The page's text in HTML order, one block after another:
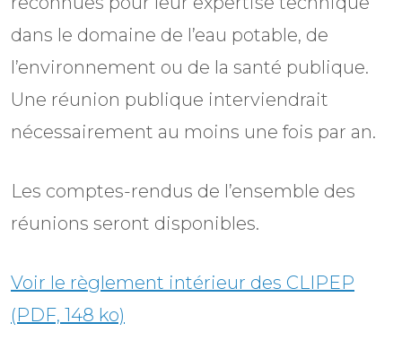
dans le domaine de l’eau potable, de
l’environnement ou de la santé publique.
Une réunion publique interviendrait
nécessairement au moins une fois par an.
Les comptes-rendus de l’ensemble des
réunions seront disponibles.
Voir le règlement intérieur des CLIPEP
(PDF, 148 ko)